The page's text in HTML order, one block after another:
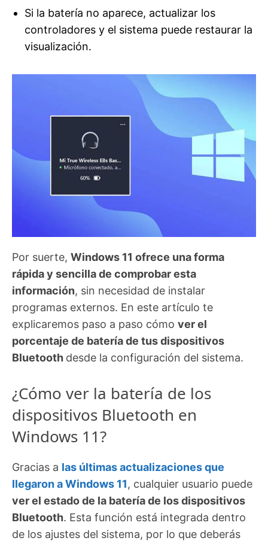
Si la batería no aparece, actualizar los
controladores y el sistema puede restaurar la
visualización.
Por suerte, Windows 11 ofrece una forma
rápida y sencilla de comprobar esta
información, sin necesidad de instalar
programas externos. En este artículo te
explicaremos paso a paso cómo ver el
porcentaje de batería de tus dispositivos
Bluetooth desde la configuración del sistema.
¿Cómo ver la batería de los
dispositivos Bluetooth en
Windows 11?
Gracias a las últimas actualizaciones que
llegaron a Windows 11, cualquier usuario puede
ver el estado de la batería de los dispositivos
Bluetooth. Esta función está integrada dentro
de los ajustes del sistema, por lo que deberás